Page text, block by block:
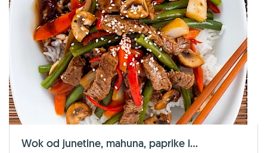
Wok od junetine, mahuna, paprike i...